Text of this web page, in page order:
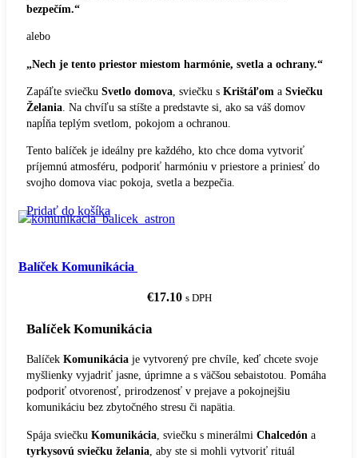
bezpečím.“
alebo
„Nech je tento priestor miestom harmónie, svetla a ochrany.“
Zapáľte sviečku Svetlo domova , sviečku s Krištáľom a Sviečku
Želania . Na chvíľu sa stíšte a predstavte si, ako sa váš domov
napĺňa teplým svetlom, pokojom a ochranou.
Tento balíček je ideálny pre každého, kto chce doma vytvoriť
príjemnú atmosféru, podporiť harmóniu v priestore a priniesť do
svojho domova viac pokoja, svetla a bezpečia.
Pridať do košíka
Balíček Komunikácia
€17.10 s DPH
Balíček Komunikácia
Balíček Komunikácia je vytvorený pre chvíle, keď chcete svoje
myšlienky vyjadriť jasne, úprimne a s väčšou sebaistotou. Pomáha
podporiť otvorenosť, prirodzenosť v prejave a pokojnejšiu
komunikáciu bez zbytočného stresu či napätia.
Spája sviečku Komunikácia , sviečku s minerálmi Chalcedón a
tyrkysovú sviečku želania , aby ste si mohli vytvoriť rituál